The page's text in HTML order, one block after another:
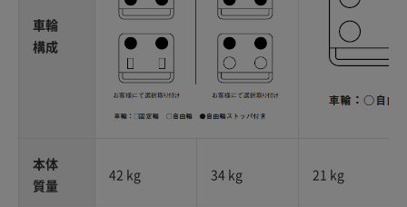
車輪
構成
本体
質量
42 kg 34 kg 21 kg